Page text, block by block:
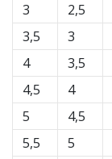
3
3,5
4
4,5
5
5,5
2,5
3
3,5
4
4,5
5